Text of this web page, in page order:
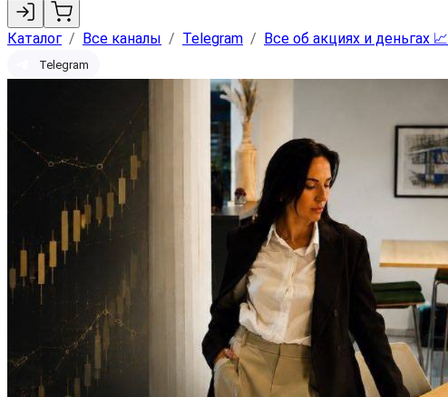
Каталог / Все каналы / Telegram / Все об акциях и деньгах 📈
Telegram